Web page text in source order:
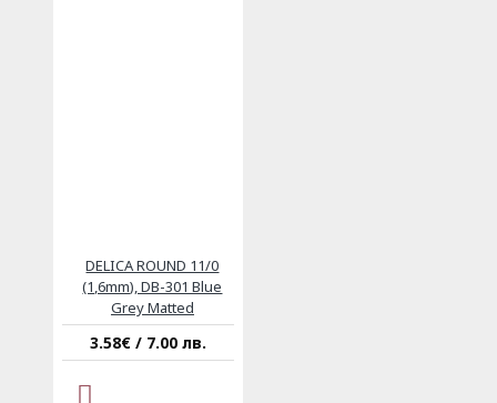
DELICA ROUND 11/0
(1,6mm), DB-301 Blue
Grey Matted
3.58€ / 7.00 лв.